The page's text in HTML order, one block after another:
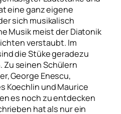
eine ganz eigene
sich musikalisch
Musik meist der Diatonik
verstaubt. Im
die Stüke geradezu
Zu seinen Schülern
George Enescu,
Koechlin und Maurice
es noch zu entdecken
hat als nur ein